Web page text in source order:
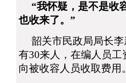
“我怀疑，是不是收
也收来了。”
韶关市民政局局长李
有30来人，在编人员
向被收容人员收取费用